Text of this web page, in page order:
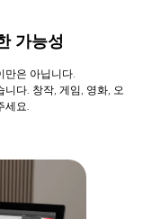
가능성
은 아닙니다.
다. 창작, 게임, 영화, 오
세요.